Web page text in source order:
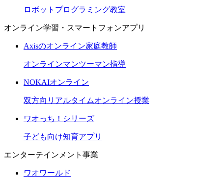
ロボットプログラミング教室
オンライン学習・スマートフォンアプリ
Axisのオンライン家庭教師
オンラインマンツーマン指導
NOKAIオンライン
双方向リアルタイムオンライン授業
ワオっち！シリーズ
子ども向け知育アプリ
エンターテインメント事業
ワオワールド